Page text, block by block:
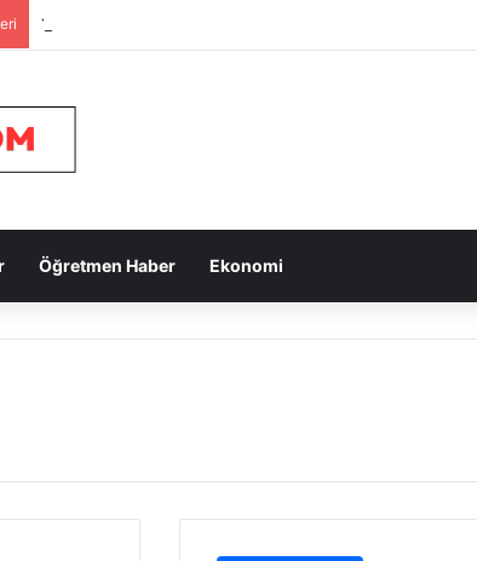
Yapı Kredi’den Öğretmenlere Rekor Maaş Promosyonu!
Öğretmen Haber Ekonomi